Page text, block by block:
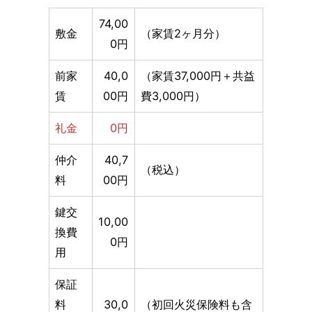
敷金
74,00
0円
（家賃2ヶ月分）
前家
賃
40,0
00円
（家賃37,000円＋共益
費3,000円）
礼金 0円
仲介
料
40,7
00円
（税込）
鍵交
換費
用
10,00
0円
保証
料
30,0
（初回火災保険料も含